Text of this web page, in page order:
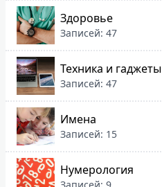
Здоровье
Записей: 47
Техника и гаджеты
Записей: 47
Имена
Записей: 15
Нумерология